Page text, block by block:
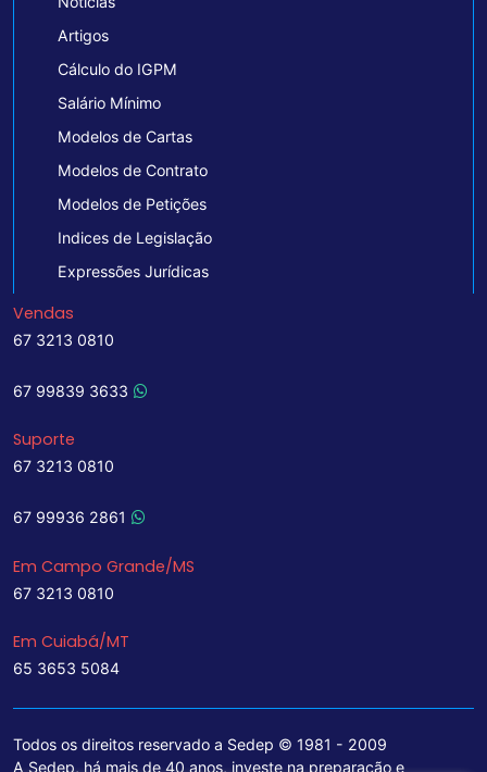
Artigos
Cálculo do IGPM
Salário Mínimo
Modelos de Cartas
Modelos de Contrato
Modelos de Petições
Indices de Legislação
Expressões Jurídicas
Vendas
67 3213 0810
67 99839 3633
Suporte
67 3213 0810
67 99936 2861
Em Campo Grande/MS
67 3213 0810
Em Cuiabá/MT
65 3653 5084
Todos os direitos reservado a Sedep © 1981 - 2009
A Sedep, há mais de 40 anos, investe na preparação e